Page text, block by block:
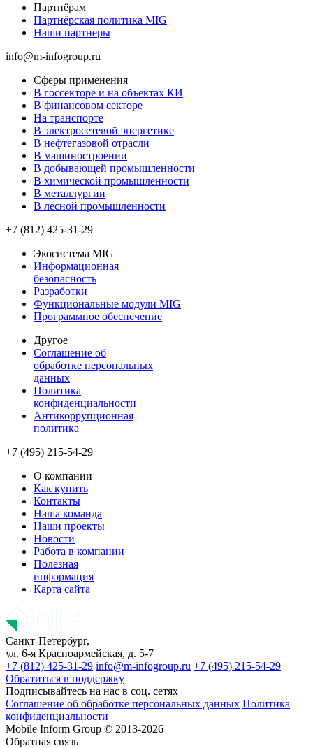
Партнёрам
Партнёрская политика MIG
Наши партнеры
info@m-infogroup.ru
Сферы применения
В госсекторе и на объектах КИ
В финансовом секторе
На транспорте
В электросетевой энергетике
В нефтегазовой отрасли
В машиностроении
В добывающей промышленности
В химической промышленности
В металлургии
В лесной промышленности
+7 (812) 425-31-29
Экосистема MIG
Информационная
безопасность
Разработки
Функциональные модули MIG
Программное обеспечение
Другое
Соглашение об
обработке персональных
данных
Политика
конфиденциальности
Антикоррупционная
политика
+7 (495) 215-54-29
О компании
Как купить
Контакты
Наша команда
Наши проекты
Новости
Работа в компании
Полезная
информация
Карта сайта
Санкт-Петербург,
ул. 6-я Красноармейская, д. 5-7
+7 (812) 425-31-29 info@m-infogroup.ru +7 (495) 215-54-29
Обратиться в поддержку
Подписывайтесь на нас в соц. сетях
Соглашение об обработке персональных данных Политика
конфиденциальности
Mobile Inform Group © 2013-2026
Обратная связь